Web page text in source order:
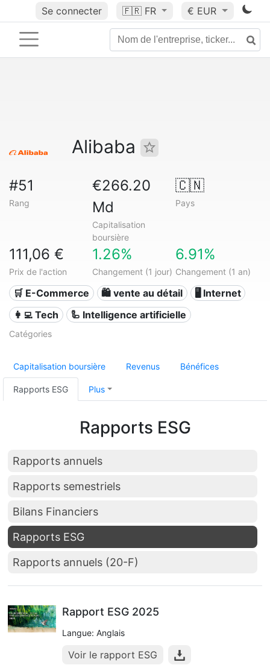
Se connecter 🇫🇷 FR € EUR
Alibaba
#51
Rang
€266.20
Md
Capitalisation
boursière
🇨🇳
Pays
111,06 €
Prix de l'action
1.26%
Changement (1 jour)
6.91%
Changement (1 an)
🛒 E-Commerce 🛍️ vente au détail
🖥️ Internet
👩‍💻 Tech
🦾 Intelligence artificielle
Catégories
Capitalisation boursière Revenus Bénéfices
Rapports ESG Plus
Rapports ESG
Rapports annuels
Rapports semestriels
Bilans Financiers
Rapports ESG
Rapports annuels (20-F)
Rapport ESG 2025
Langue: Anglais
Voir le rapport ESG